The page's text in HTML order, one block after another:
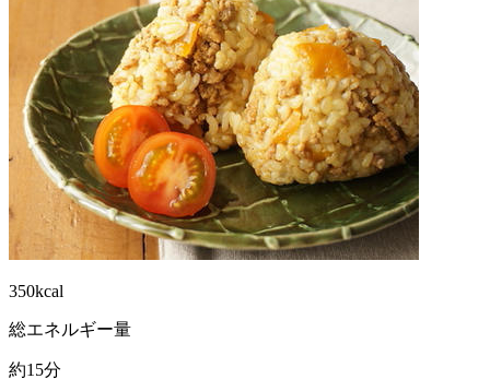
350kcal
総エネルギー量
約15分